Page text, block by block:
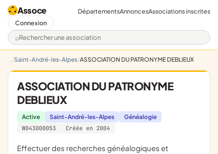
Assoce
Rechercher une association
DépartementsAnnoncesAssociations inscrites
Connexion
Saint-André-les-Alpes ASSOCIATION DU PATRONYME DEBLIEUX
ASSOCIATION DU PATRONYME
DEBLIEUX
Active Saint-André-les-Alpes
Généalogie
W043000053
Créée en 2004
effectuer des recherches généalogiques et